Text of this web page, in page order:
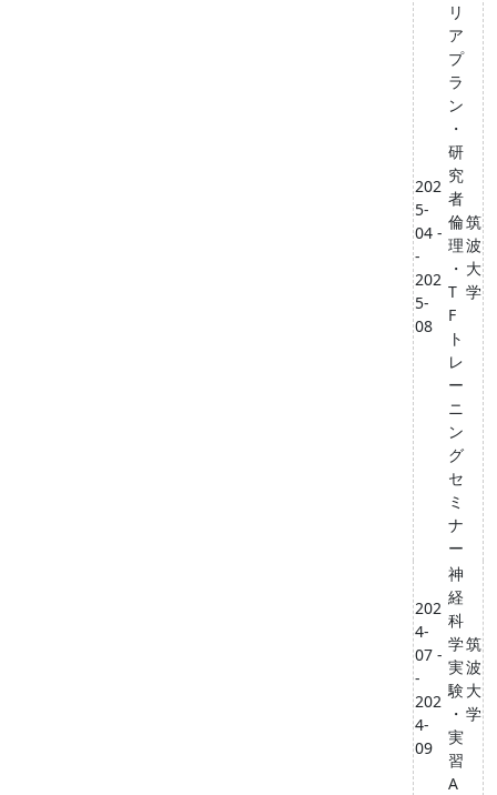
202
5-
04 -
-
202
5-
08
リ
ア
プ
ラ
ン
・
研
究
者
倫
理
・
T
F
ト
レ
ー
ニ
ン
グ
セ
ミ
ナ
ー
筑
波
大
学
202
4-
07 -
-
202
4-
09
神
経
科
学
実
験
・
実
習
A
筑
波
大
学